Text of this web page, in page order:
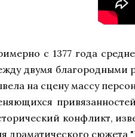
с 1377 года
двумя благородными
на сцену массу
конфликт,
драматического сюжета